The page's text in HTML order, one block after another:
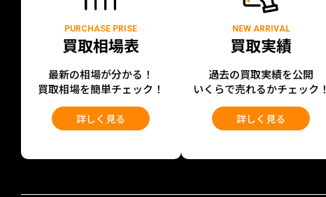
PURCHASE PRISE
買取相場表
最新の相場が分かる！
買取相場を簡単チェック！
詳しく見る
NEW ARRIVAL
買取実績
過去の買取実績を公開
いくらで売れるかチェック！
詳しく見る